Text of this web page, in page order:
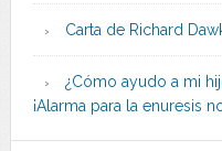
Carta de Richard
¿Cómo ayudo a mi
¡Alarma para la enuresis